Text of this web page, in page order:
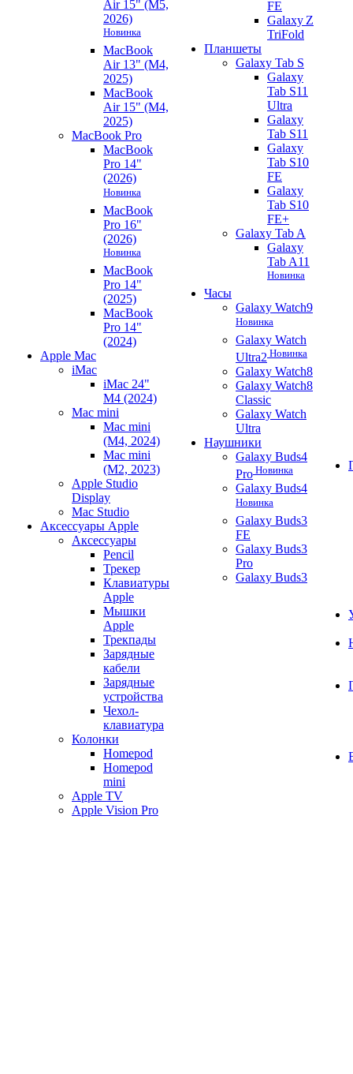
Air 15" (M5,
2026)
Новинка
MacBook
Air 13" (M4,
2025)
MacBook
Air 15" (M4,
2025)
MacBook Pro
MacBook
Pro 14"
(2026)
Новинка
MacBook
Pro 16"
(2026)
Новинка
MacBook
Pro 14"
(2025)
MacBook
Pro 14"
(2024)
Apple Mac
iMac
iMac 24"
M4 (2024)
Mac mini
Mac mini
(M4, 2024)
Mac mini
(M2, 2023)
Apple Studio
Display
Mac Studio
Аксессуары Apple
Аксессуары
Pencil
Трекер
Клавиатуры
Apple
Мышки
Apple
Трекпады
Зарядные
кабели
Зарядные
устройства
Чехол-
клавиатура
Колонки
Homepod
Homepod
mini
Apple TV
Apple Vision Pro
FE
Galaxy Z
TriFold
Планшеты
Galaxy Tab S
Galaxy
Tab S11
Ultra
Galaxy
Tab S11
Galaxy
Tab S10
FE
Galaxy
Tab S10
FE+
Galaxy Tab A
Galaxy
Tab A11
Новинка
Часы
Galaxy Watch9
Новинка
Galaxy Watch
Ultra2 Новинка
Galaxy Watch8
Galaxy Watch8
Classic
Galaxy Watch
Ultra
Наушники
Galaxy Buds4
Pro Новинка
Galaxy Buds4
Новинка
Galaxy Buds3
FE
Galaxy Buds3
Pro
Galaxy Buds3